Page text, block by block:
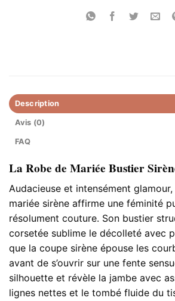
Description
Avis (0)
FAQ
La Robe de Mariée Bustier
Audacieuse et intensément
mariée sirène affirme une féminité
résolument couture. Son bustier
corsetée sublime le décolleté avec
que la coupe sirène épouse les
avant de s’ouvrir sur une fente
silhouette et révèle la jambe avec
lignes nettes et le tombé fluide du